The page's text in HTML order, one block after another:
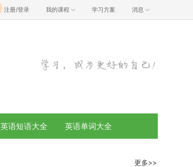
注册/登录 我的课程 学习方案 消息
英语短语大全 英语单词大全
更多>>